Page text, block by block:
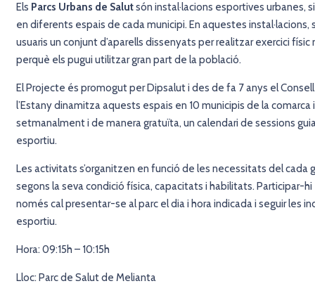
Els Parcs Urbans de Salutsón instal·lacions esportives urbanes,
en diferents espais de cada municipi. En aquestes instal·lacions,
usuaris un conjunt d’aparells dissenyats per realitzar exercici
perquè els pugui utilitzar gran part de la població.
El Projecte és promogut per Dipsalut i des de fa 7 anys el
l’Estanydinamitza aquests espais en 10 municipis de la comarca
setmanalment i de manera gratuïta, un calendari de sessions
esportiu.
Les activitats s’organitzen en funció de les necessitats del cada
segons la seva condició física, capacitats i habilitats. Participar-
només cal presentar-se al parc el dia i hora indicada i seguir les
esportiu.
Hora: 09:15h – 10:15h
Lloc: Parc de Salut de Melianta